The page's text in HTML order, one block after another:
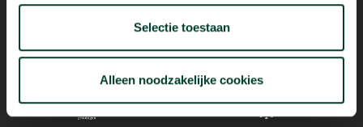
Selectie toestaan
Alleen noodzakelijke cookies